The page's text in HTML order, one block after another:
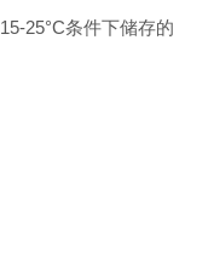
15-25°C条件下储存的